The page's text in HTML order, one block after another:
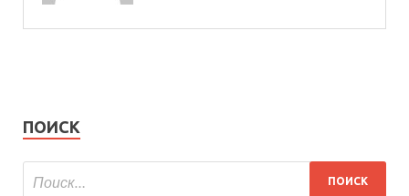
ПОИСК